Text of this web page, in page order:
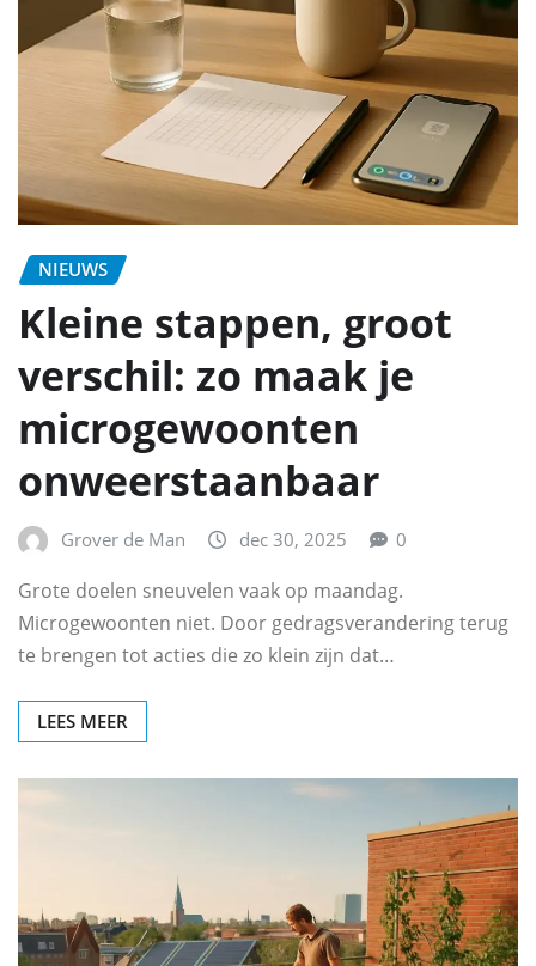
NIEUWS
Kleine stappen, groot
verschil: zo maak je
microgewoonten
onweerstaanbaar
Grover de Man dec 30, 2025 0
Grote doelen sneuvelen vaak op maandag.
Microgewoonten niet. Door gedragsverandering terug
te brengen tot acties die zo klein zijn dat…
LEES MEER